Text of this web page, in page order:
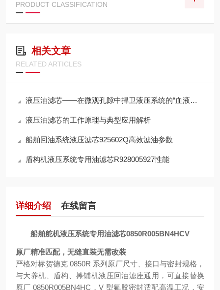
PRODUCT CLASSIFICATION
相关文章
RELATED ARTICLES
液压油滤芯——在微观孔隙中捍卫液压系统的“血液纯净”
液压油滤芯的工作原理与典型应用解析
船舶回油系统液压滤芯925602Q高效滤油参数
盾构机液压系统专用油滤芯R928005927性能
详细介绍 在线留言
船舶舵机液压系统专用油滤芯0850R005BN4HCV
原厂精准匹配，无缝直装无需改装
严格对标贺德克 0850R 系列原厂尺寸、接口与密封规格，
与大养机、盾构、摊铺机液压回油滤座通用，可直接替换
原厂 0850R005BN4HC，V 型氟胶密封适配高温工况，安